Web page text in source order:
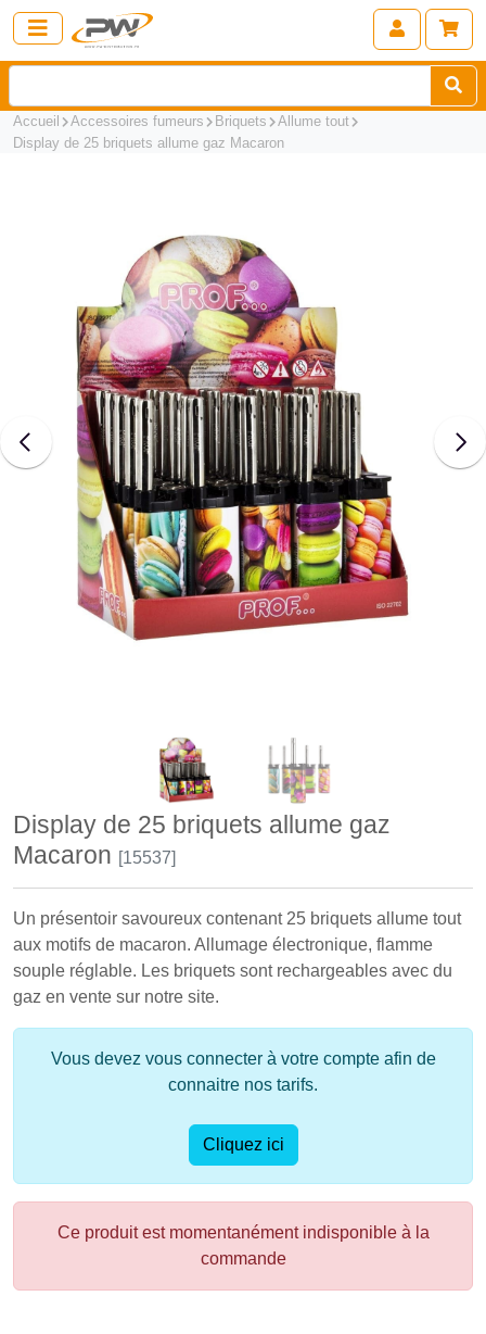
Accueil Accessoires fumeurs Briquets
Allume tout
Display de 25 briquets allume gaz Macaron
Display de 25 briquets allume gaz
Macaron [15537]
Un présentoir savoureux contenant 25 briquets allume tout
aux motifs de macaron. Allumage électronique, flamme
souple réglable. Les briquets sont rechargeables avec du
gaz en vente sur notre site.
Vous devez vous connecter à votre compte afin de
connaitre nos tarifs.
Cliquez ici
Ce produit est momentanément indisponible à la
commande